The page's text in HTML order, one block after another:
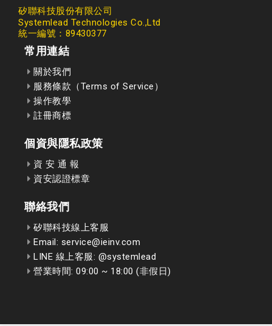
矽聯科技股份有限公司
Systemlead Technologies Co.,Ltd
統一編號：89430377
常用連結
關於我們
服務條款（Terms of Service）
操作教學
註冊商標
個資與隱私政策
資 安 通 報
資安認證標章
聯絡我們
矽聯科技線上客服
Email: service@ieinv.com
LINE 線上客服: @systemlead
營業時間: 09:00 ~ 18:00 (非假日)